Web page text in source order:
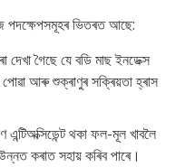
পদক্ষেপসমূহৰ ভিতৰত আছে:
গৈছে যে বডি মাছ ইনডেক্স
আৰু শুক্ৰাণুৰ সক্ৰিয়তা হ্ৰাস
এন্টিঅক্সিডেন্ট থকা ফল-মূল খাবলৈ
উন্নত কৰাত সহায় কৰিব পাৰে।